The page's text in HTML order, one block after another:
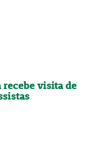
recebe visita de